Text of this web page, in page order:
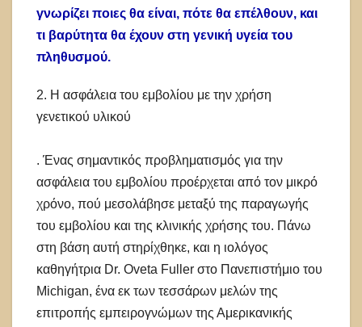
γνωρίζει ποιες θα είναι, πότε θα επέλθουν, και
τι βαρύτητα θα έχουν στη γενική υγεία του
πληθυσμού.
2. Η ασφάλεια του εμβολίου με την χρήση
γενετικού υλικού
. Ένας σημαντικός προβληματισμός για την
ασφάλεια του εμβολίου προέρχεται από τον μικρό
χρόνο, πού μεσολάβησε μεταξύ της παραγωγής
του εμβολίου και της κλινικής χρήσης του. Πάνω
στη βάση αυτή στηρίχθηκε, και η ιολόγος
καθηγήτρια Dr. Oveta Fuller στο Πανεπιστήμιο του
Michigan, ένα εκ των τεσσάρων μελών της
επιτροπής εμπειρογνώμων της Αμερικανικής